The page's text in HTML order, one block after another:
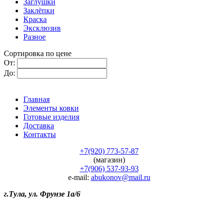
Заклёпки
Краска
Эксклюзив
Разное
Сортировка по цене
От:
До:
Главная
Элементы ковки
Готовые изделия
Доставка
Контакты
+7(920) 773-57-87
(магазин)
+7(906) 537-93-93
e-mail: abukonov@mail.ru
г.Тула, ул. Фрунзе 1а/6